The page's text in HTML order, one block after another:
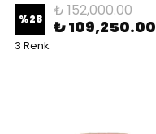
%28 ₺ 152,000.00
₺ 109,250.00
3 Renk